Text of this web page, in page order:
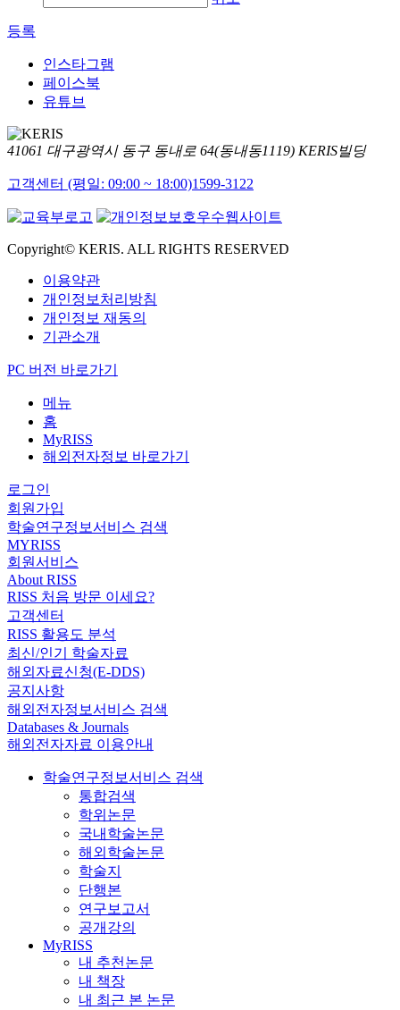
등록
인스타그램
페이스북
유튜브
41061 대구광역시 동구 동내로 64(동내동1119) KERIS빌딩
고객센터 (평일: 09:00 ~ 18:00)1599-3122
Copyright© KERIS. ALL RIGHTS RESERVED
이용약관
개인정보처리방침
개인정보 재동의
기관소개
PC 버전 바로가기
메뉴
홈
MyRISS
해외전자정보 바로가기
로그인
회원가입
학술연구정보서비스 검색
MYRISS
회원서비스
About RISS
RISS 처음 방문 이세요?
고객센터
RISS 활용도 분석
최신/인기 학술자료
해외자료신청(E-DDS)
공지사항
해외전자정보서비스 검색
Databases & Journals
해외전자자료 이용안내
학술연구정보서비스 검색
통합검색
학위논문
국내학술논문
해외학술논문
학술지
단행본
연구보고서
공개강의
MyRISS
내 추천논문
내 책장
내 최근 본 논문